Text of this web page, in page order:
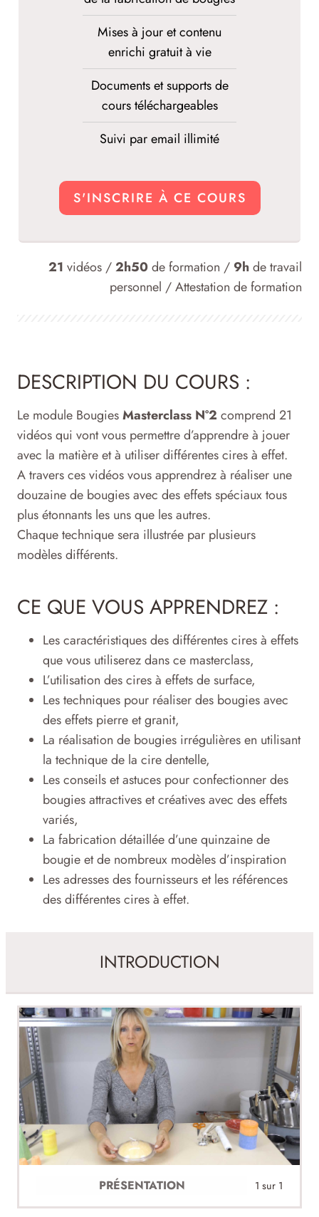
Mises à jour et contenu
enrichi gratuit à vie
Documents et supports de
cours téléchargeables
Suivi par email illimité
S'INSCRIRE À CE COURS
21 vidéos /2h50de formation / 9hde travail
personnel / Attestation de formation
DESCRIPTION DU COURS :
Le module BougiesMasterclass N°2 comprend 21
vidéos qui vont vous permettre d’apprendre à jouer
avec la matière et à utiliser différentes cires à effet.
A travers ces vidéos vous apprendrez à réaliser une
douzaine de bougies avec des effets spéciaux tous
plus étonnants les uns que les autres.
Chaque technique sera illustrée par plusieurs
modèles différents.
CE QUE VOUS APPRENDREZ :
Les caractéristiques des différentes cires à effets
que vous utiliserez dans ce masterclass,
L’utilisation des cires à effets de surface,
Les techniques pour réaliser des bougies avec
des effets pierre et granit,
La réalisation de bougies irrégulières en utilisant
la technique de la cire dentelle,
Les conseils et astuces pour confectionner des
bougies attractives et créatives avec des effets
variés,
La fabrication détaillée d’une quinzaine de
bougie et de nombreux modèles d’inspiration
Les adresses des fournisseurs et les références
des différentes cires à effet.
INTRODUCTION
1 sur 1
PRÉSENTATION